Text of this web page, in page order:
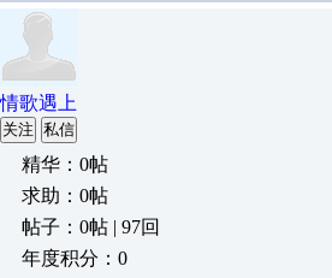
情歌遇上
关注 私信
精华：0帖
求助：0帖
帖子：0帖 | 97回
年度积分：0